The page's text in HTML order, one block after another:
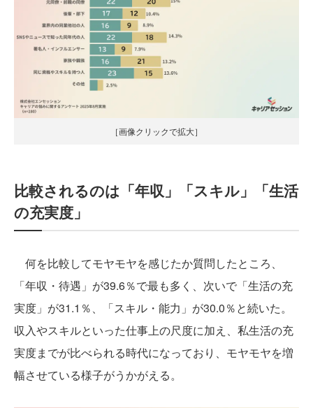
［画像クリックで拡大］
比較されるのは「年収」「スキル」「生活
の充実度」
何を比較してモヤモヤを感じたか質問したところ、
「年収・待遇」が39.6％で最も多く、次いで「生活の充
実度」が31.1％、「スキル・能力」が30.0％と続いた。
収入やスキルといった仕事上の尺度に加え、私生活の充
実度までが比べられる時代になっており、モヤモヤを増
幅させている様子がうかがえる。